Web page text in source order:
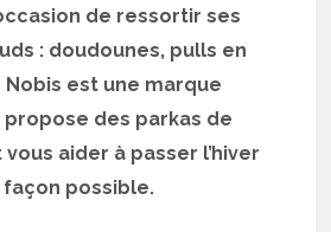
de ressortir ses
: doudounes, pulls en
est une marque
propose des parkas de
aider à passer l’hiver
possible.